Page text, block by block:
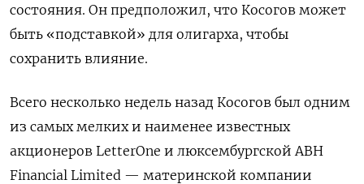
состояния. Он предположил, что Косогов может
быть «подставкой» для олигарха, чтобы
сохранить влияние.
Всего несколько недель назад Косогов был одним
из самых мелких и наименее известных
акционеров LetterOne и люксембургской ABH
Financial Limited — материнской компании